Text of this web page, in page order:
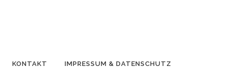
KONTAKT IMPRESSUM & DATENSCHUTZ